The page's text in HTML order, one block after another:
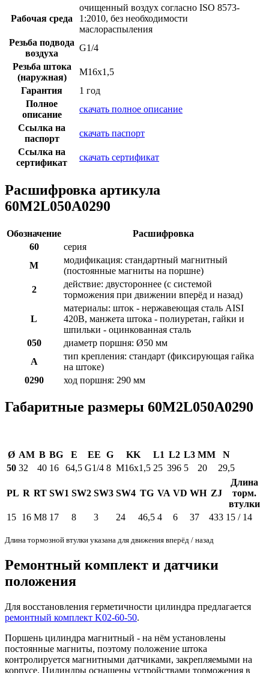
Рабочая среда
очищенный воздух согласно ISO 8573-
1:2010, без необходимости
маслораспыления
Резьба подвода
воздуха
G1/4
Резьба штока
(наружная)
M16x1,5
Гарантия
1 год
Полное
описание
скачать полное описание
Ссылка на
паспорт
скачать паспорт
Ссылка на
сертификат
скачать сертификат
Расшифровка артикула
60M2L050A0290
Обозначение
Расшифровка
60
серия
M
модификация: стандартный магнитный
(постоянные магниты на поршне)
2
действие: двустороннее (с системой
торможения при движении вперёд и назад)
L
материалы: шток - нержавеющая сталь AISI
420B, манжета штока - полиуретан, гайки и
шпильки - оцинкованная сталь
050
диаметр поршня: Ø50 мм
A
тип крепления: стандарт (фиксирующая гайка
на штоке)
0290
ход поршня: 290 мм
Габаритные размеры 60M2L050A0290
Ø AM B BG E EE G KK L1 L2 L3 MM
N
50 32 40 16 64,5 G1/4 8 M16x1,5 25 396 5 20 29,5
PL R RT SW1 SW2 SW3 SW4 TG VA VD WH ZJ
Длина
торм.
втулки
15 16 M8 17 8 3 24 46,5 4 6 37 433 15 / 14
Длина тормозной втулки указана для движения вперёд / назад
Ремонтный комплект и датчики
положения
Для восстановления герметичности цилиндра предлагается
ремонтный комплект K02-60-50.
Поршень цилиндра магнитный - на нём установлены
постоянные магниты, поэтому положение штока
контролируется магнитными датчиками, закрепляемыми на
корпусе. Цилиндры оснащены устройствами торможения в